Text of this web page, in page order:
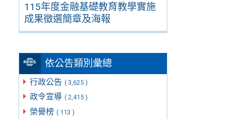
115年度金融基礎教育教學實施
成果徵選簡章及海報
依公告類別彙總
行政公告 ( 3,625 )
政令宣導 ( 2,415 )
榮譽榜 ( 113 )